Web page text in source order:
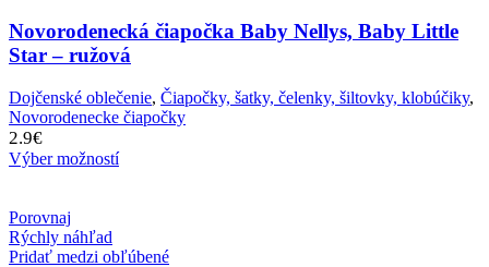
Novorodenecká čiapočka Baby Nellys, Baby Little
Star – ružová
Dojčenské oblečenie, Čiapočky, šatky, čelenky, šiltovky, klobúčiky,
Novorodenecke čiapočky
2.9€
Výber možností
Porovnaj
Rýchly náhľad
Pridať medzi obľúbené